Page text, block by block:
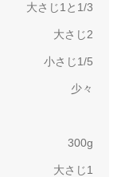
大さじ1と1/3
大さじ2
小さじ1/5
少々
300g
大さじ1